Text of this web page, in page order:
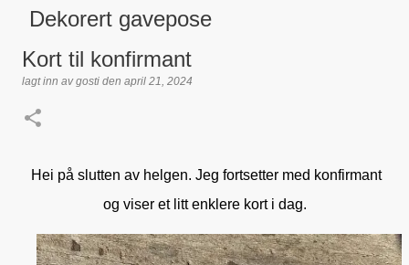
Dekorert gavepose
Kort til konfirmant
lagt inn avgosti den april 21, 2024
Hei på slutten av helgen. Jeg fortsetter med konfirmant
og viser et litt enklere kort i dag.